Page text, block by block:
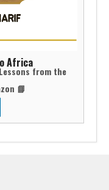
Africa
from the
📘 Now available on Amazon